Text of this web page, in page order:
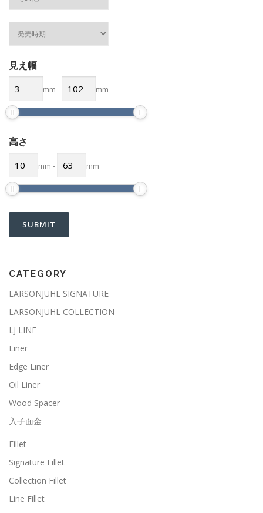
見え幅
mm - mm
高さ
mm - mm
CATEGORY
LARSONJUHL SIGNATURE
LARSONJUHL COLLECTION
LJ LINE
Liner
Edge Liner
Oil Liner
Wood Spacer
入子面金
Fillet
Signature Fillet
Collection Fillet
Line Fillet